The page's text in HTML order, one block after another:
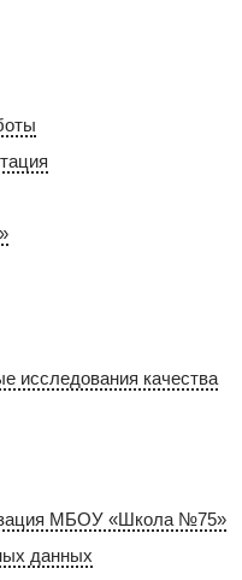
исследования качества
МБОУ «Школа №75»
данных